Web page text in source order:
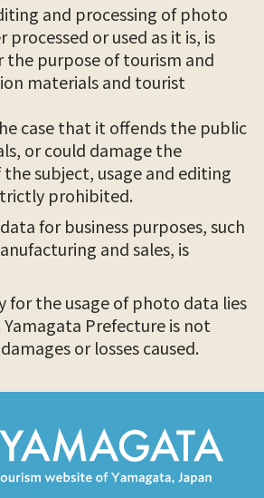
and processing of photo
or used as it is, is
purpose of tourism and
materials and tourist
case that it offends the public
or could damage the
subject, usage and editing
prohibited.
for business purposes, such
and sales, is
for the usage of photo data lies
Prefecture is not
or losses caused.